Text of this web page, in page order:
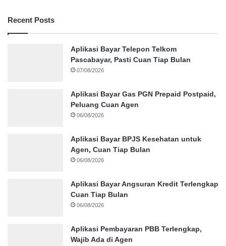
Recent Posts
Aplikasi Bayar Telepon Telkom
Pascabayar, Pasti Cuan Tiap Bulan
07/08/2026
Aplikasi Bayar Gas PGN Prepaid Postpaid,
Peluang Cuan Agen
06/08/2026
Aplikasi Bayar BPJS Kesehatan untuk
Agen, Cuan Tiap Bulan
06/08/2026
Aplikasi Bayar Angsuran Kredit Terlengkap
Cuan Tiap Bulan
06/08/2026
Aplikasi Pembayaran PBB Terlengkap,
Wajib Ada di Agen